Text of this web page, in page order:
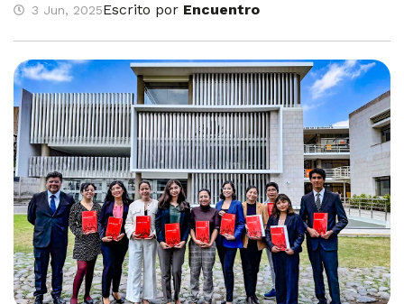
3 Jun, 2025Escrito por Encuentro